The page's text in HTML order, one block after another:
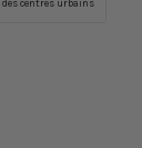
des centres urbains